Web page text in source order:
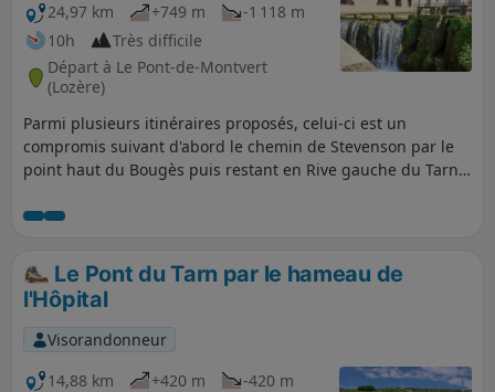
24,97 km
+749 m
-1 118 m
10h
Très difficile
Départ à Le Pont-de-Montvert
(Lozère)
Parmi plusieurs itinéraires proposés, celui-ci est un
compromis suivant d'abord le chemin de Stevenson par le
point haut du Bougès puis restant en Rive gauche du Tarn
Le Pont du Tarn par le hameau de
l'Hôpital
Visorandonneur
14,88 km
+420 m
-420 m